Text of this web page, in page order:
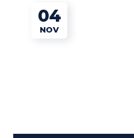
04
NOV